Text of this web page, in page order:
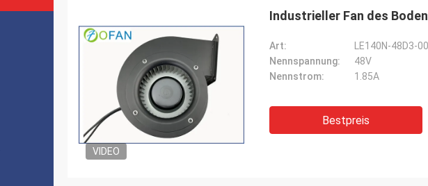
VIDEO
Industrieller Fan des
Art:
LE140N-48D3-00
Nennspannung:
48V
Nennstrom:
1.85A
Bestpreis